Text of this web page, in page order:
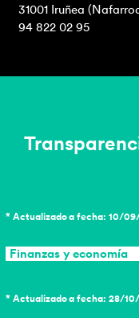
31001 Iruñea
94 822 02 95
* Actualizado a fecha: 10/
Finanzas y economía
* Actualizado a fecha: 28/